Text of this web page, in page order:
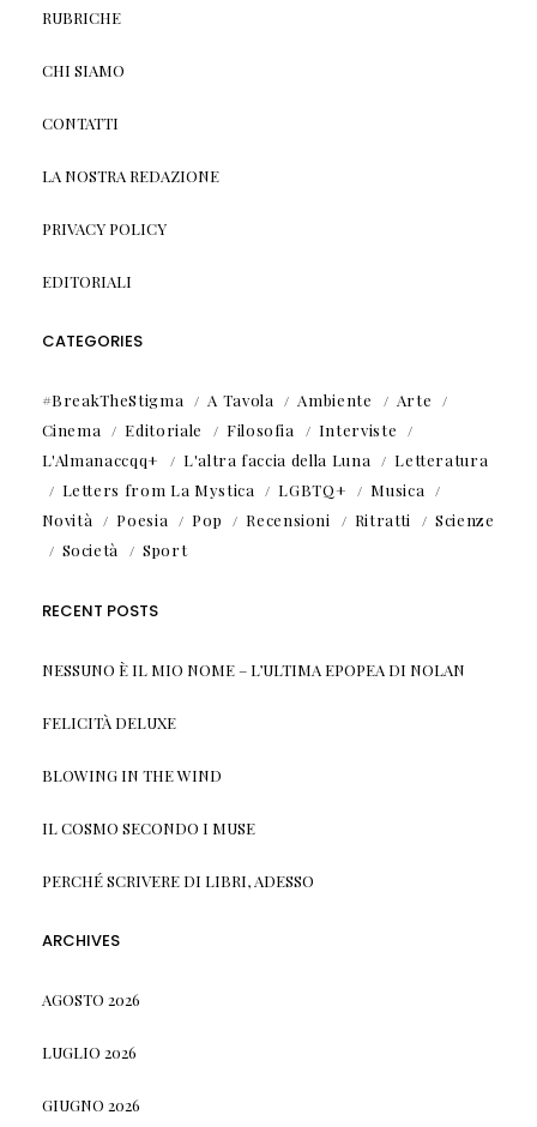
RUBRICHE
CHI SIAMO
CONTATTI
LA NOSTRA REDAZIONE
PRIVACY POLICY
EDITORIALI
CATEGORIES
#BreakTheStigma A Tavola Ambiente
Arte
Cinema
Editoriale Filosofia
Interviste
L'Almanaccqq+
L'altra faccia della Luna
Letteratura
Letters from La Mystica
LGBTQ+
Musica
Novità
Poesia Pop Recensioni Ritratti
Scienze
Società
Sport
RECENT POSTS
NESSUNO È IL MIO NOME – L’ULTIMA EPOPEA DI NOLAN
FELICITÀ DELUXE
BLOWING IN THE WIND
IL COSMO SECONDO I MUSE
PERCHÉ SCRIVERE DI LIBRI, ADESSO
ARCHIVES
AGOSTO 2026
LUGLIO 2026
GIUGNO 2026